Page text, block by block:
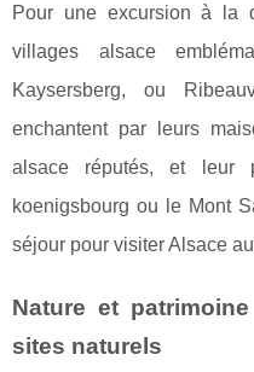
Pour une excursion à la
villages alsace
Kaysersberg, ou
enchantent par leurs
alsace réputés, et leur
koenigsbourg ou le Mont
séjour pour visiter Alsace
Nature et
sites naturels